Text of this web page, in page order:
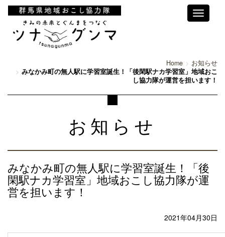
Toggle
Home
お知らせ
みなかみ町の無人駅に学習室誕生！「後閑駅ナカ学習室」地域おこ
し協力隊が運営を担います！
お知らせ
みなかみ町の無人駅に学習室誕生！「後
閑駅ナカ学習室」地域おこし協力隊が運
営を担います！
2021年04月30日